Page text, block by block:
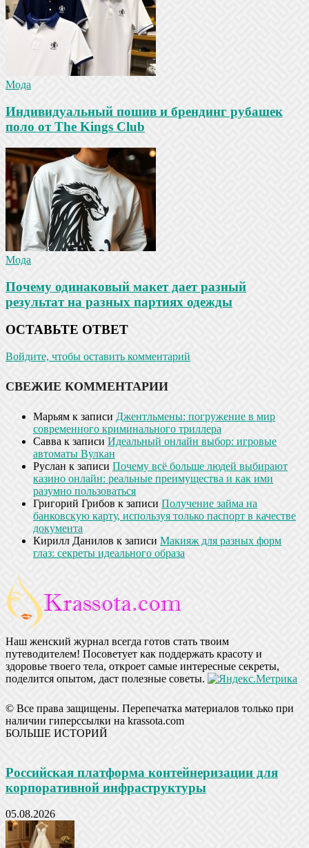
Мода
Индивидуальный пошив и брендинг рубашек
поло от The Kings Club
Мода
Почему одинаковый макет дает разный
результат на разных партиях одежды
ОСТАВЬТЕ ОТВЕТ
Войдите, чтобы оставить комментарий
СВЕЖИЕ КОММЕНТАРИИ
Марьям к записи Джентльмены: погружение в мир
современного криминального триллера
Савва к записи Идеальный онлайн выбор: игровые
автоматы Вулкан
Руслан к записи Почему всё больше людей выбирают
казино онлайн: реальные преимущества и как ими
разумно пользоваться
Григорий Грибов к записи Получение займа на
банковскую карту, используя только паспорт в качестве
документа
Кирилл Данилов к записи Макияж для разных форм
глаз: секреты идеального образа
Наш женский журнал всегда готов стать твоим
путеводителем! Посоветует как поддержать красоту и
здоровье твоего тела, откроет самые интересные секреты,
поделится опытом, даст полезные советы.
© Все права защищены. Перепечатка материалов только при
наличии гиперссылки на krassota.com
БОЛЬШЕ ИСТОРИЙ
Российская платформа контейнеризации для
корпоративной инфраструктуры
05.08.2026